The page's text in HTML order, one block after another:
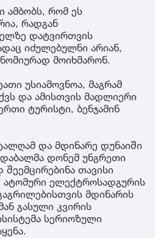
ამბობს, რომ ეს
რადგან
დატვირთვის
იძულებულნი არიან,
მოიხმარონ.
უსიამოვნოა, მაგრამ
და ამისთვის მადლიერი
ტურისტი, ბენჯამინ
და მდინარე დუნაიში
დონემ უნგრეთი
თავისი
ატომური ელექტროსადგურის
მდინარის
გასული კვირის
სერიოზული